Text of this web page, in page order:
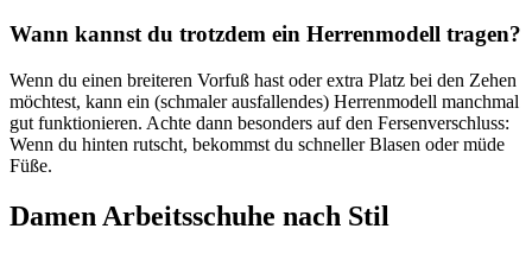
Wann kannst du trotzdem ein Herrenmodell tragen?
Wenn du einen breiteren Vorfuß hast oder extra Platz bei den Zehen
möchtest, kann ein (schmaler ausfallendes) Herrenmodell manchmal
gut funktionieren. Achte dann besonders auf den Fersenverschluss:
Wenn du hinten rutscht, bekommst du schneller Blasen oder müde
Füße.
Damen Arbeitsschuhe nach Stil